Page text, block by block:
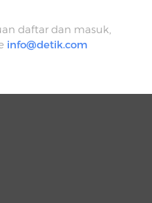
daftar dan masuk,
info@detik.com